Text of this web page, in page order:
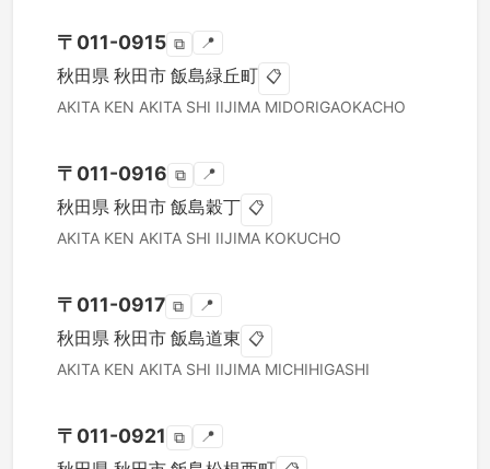
〒 011-0915 ⧉ 📍
秋田県 秋田市 飯島緑丘町 📋
AKITA KEN AKITA SHI IIJIMA MIDORIGAOKACHO
〒 011-0916 ⧉ 📍
秋田県 秋田市 飯島穀丁 📋
AKITA KEN AKITA SHI IIJIMA KOKUCHO
〒 011-0917 ⧉ 📍
秋田県 秋田市 飯島道東 📋
AKITA KEN AKITA SHI IIJIMA MICHIHIGASHI
〒 011-0921 ⧉ 📍